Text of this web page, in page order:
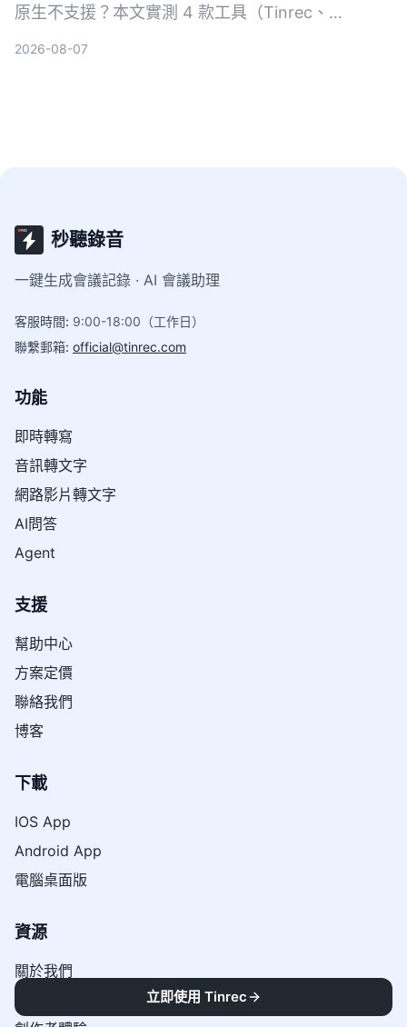
原生不支援？本文實測 4 款工具（Tinrec、
2026-08-07
秒聽錄音
一鍵生成會議記錄 · AI 會議助理
客服時間: 9:00-18:00（工作日）
聯繫郵箱: official@tinrec.com
功能
即時轉寫
音訊轉文字
網路影片轉文字
AI問答
Agent
支援
幫助中心
方案定價
聯絡我們
博客
下載
IOS App
Android App
電腦桌面版
資源
關於我們
立即使用 Tinrec